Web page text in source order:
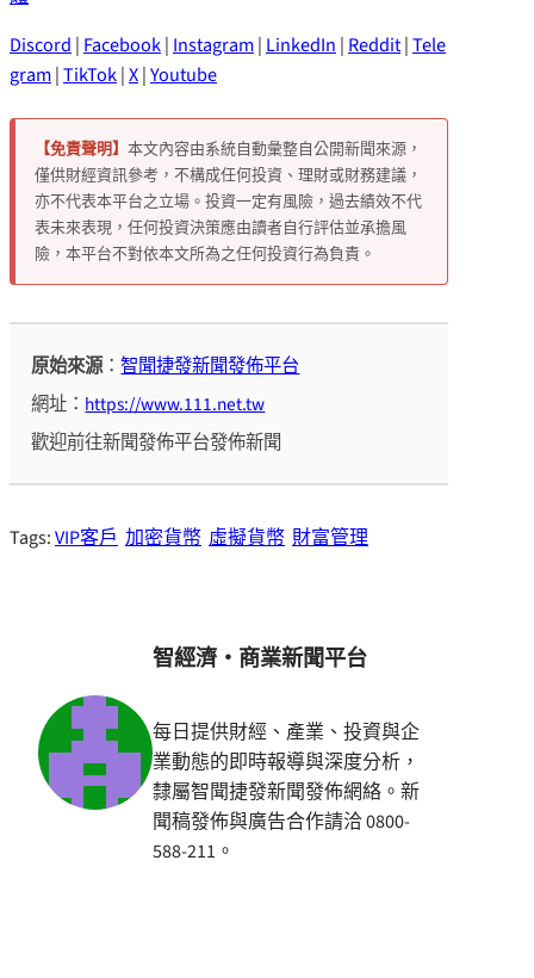
Discord | Facebook| Instagram| LinkedIn | Reddit|Tele
gram|TikTok|X|Youtube
【免責聲明】 本文內容由系統自動彙整自公開新聞來源，
僅供財經資訊參考，不構成任何投資、理財或財務建議，
亦不代表本平台之立場。投資一定有風險，過去績效不代
表未來表現，任何投資決策應由讀者自行評估並承擔風
險，本平台不對依本文所為之任何投資行為負責。
原始來源：智聞捷發新聞發佈平台
網址： https://www.111.net.tw
歡迎前往新聞發佈平台發佈新聞
Tags:VIP客戶 加密貨幣 虛擬貨幣 財富管理
智經濟・商業新聞平台
每日提供財經、產業、投資與企
業動態的即時報導與深度分析，
隸屬智聞捷發新聞發佈網絡。新
聞稿發佈與廣告合作請洽 0800-
588-211。